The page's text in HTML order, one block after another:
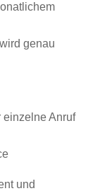
genau
Anruf
und